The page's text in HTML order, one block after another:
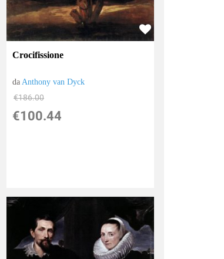
Crocifissione
da Anthony van Dyck
€186.00
€100.44